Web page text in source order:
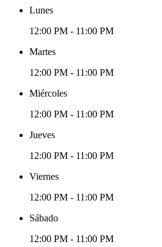
Lunes
12:00 PM - 11:00 PM
Martes
12:00 PM - 11:00 PM
Miércoles
12:00 PM - 11:00 PM
Jueves
12:00 PM - 11:00 PM
Viernes
12:00 PM - 11:00 PM
Sábado
12:00 PM - 11:00 PM